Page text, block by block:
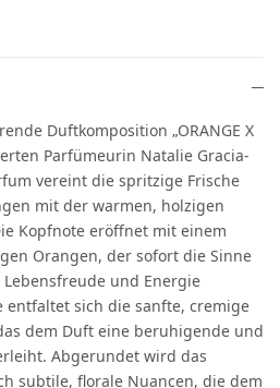
Duftkomposition „ORANGE X
Parfümeurin Natalie Gracia-
vereint die spritzige Frische
mit der warmen, holzigen
Kopfnote eröffnet mit einem
Orangen, der sofort die Sinne
und Energie
sich die sanfte, cremige
dem Duft eine beruhigende und
Abgerundet wird das
subtile, florale Nuancen, die dem